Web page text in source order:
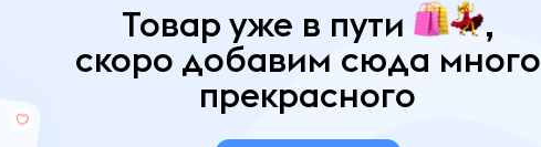
Товар уже в пути ,
скоро добавим сюда много
прекрасного